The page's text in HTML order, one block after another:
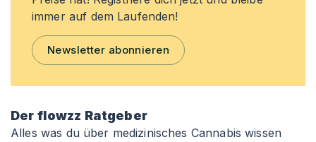
immer auf dem Laufenden!
Newsletter abonnieren
Der flowzz Ratgeber
Alles was du über medizinisches Cannabis wissen